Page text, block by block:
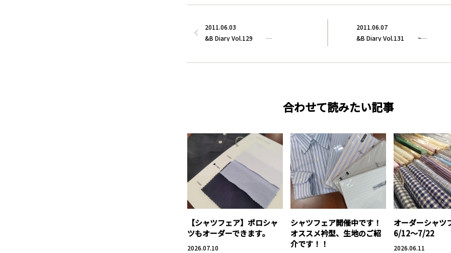
2011.06.07
&B Diary Vol.131 ~…
2011.06.03
&B Diary Vol.129 …
合わせて読みたい記事
【シャツフェア】ポロシャ
ツもオーダーできます。
2026.07.10
シャツフェア開催中です！
オススメ衿型、生地のご紹
介です！！
オーダーシャ
6/12～7/22
2026.06.11